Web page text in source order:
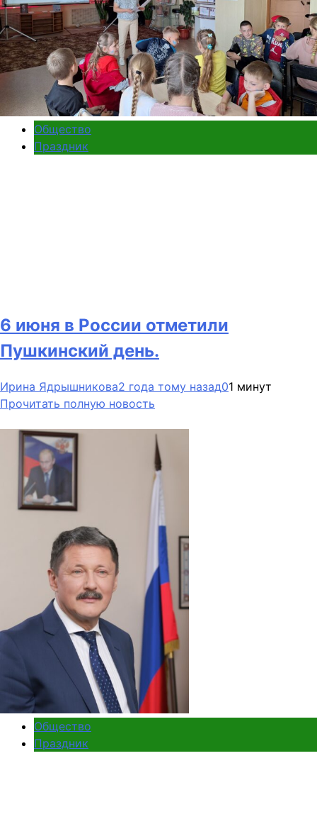
Общество
Праздник
6 июня в России отметили
Пушкинский день.
Ирина Ядрышникова2 года тому назад01 минут
Прочитать полную новость
Общество
Праздник